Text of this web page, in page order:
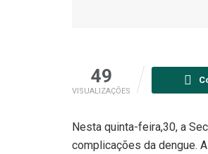
49
VISUALIZAÇÕES
Nesta quinta-feira,30, a
complicações da dengue.